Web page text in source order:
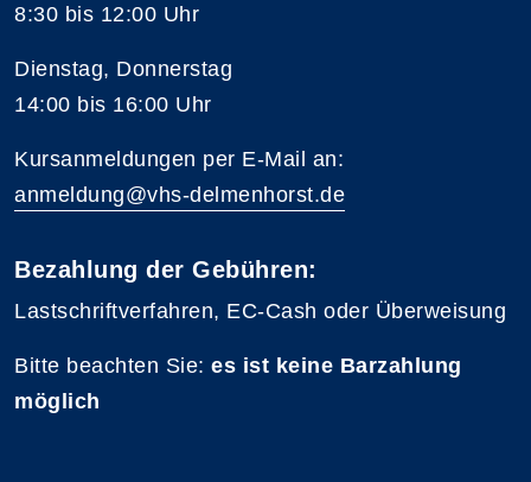
8:30 bis 12:00 Uhr
Dienstag, Donnerstag
14:00 bis 16:00 Uhr
Kursanmeldungen per E-Mail an:
anmeldung@vhs-delmenhorst.de
Bezahlung der Gebühren:
Lastschriftverfahren, EC-Cash oder Überweisung
Bitte beachten Sie: es ist keine Barzahlung
möglich